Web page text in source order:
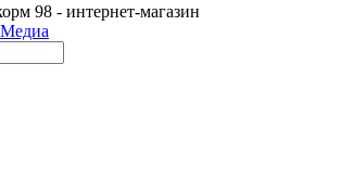
98 - интернет-магазин